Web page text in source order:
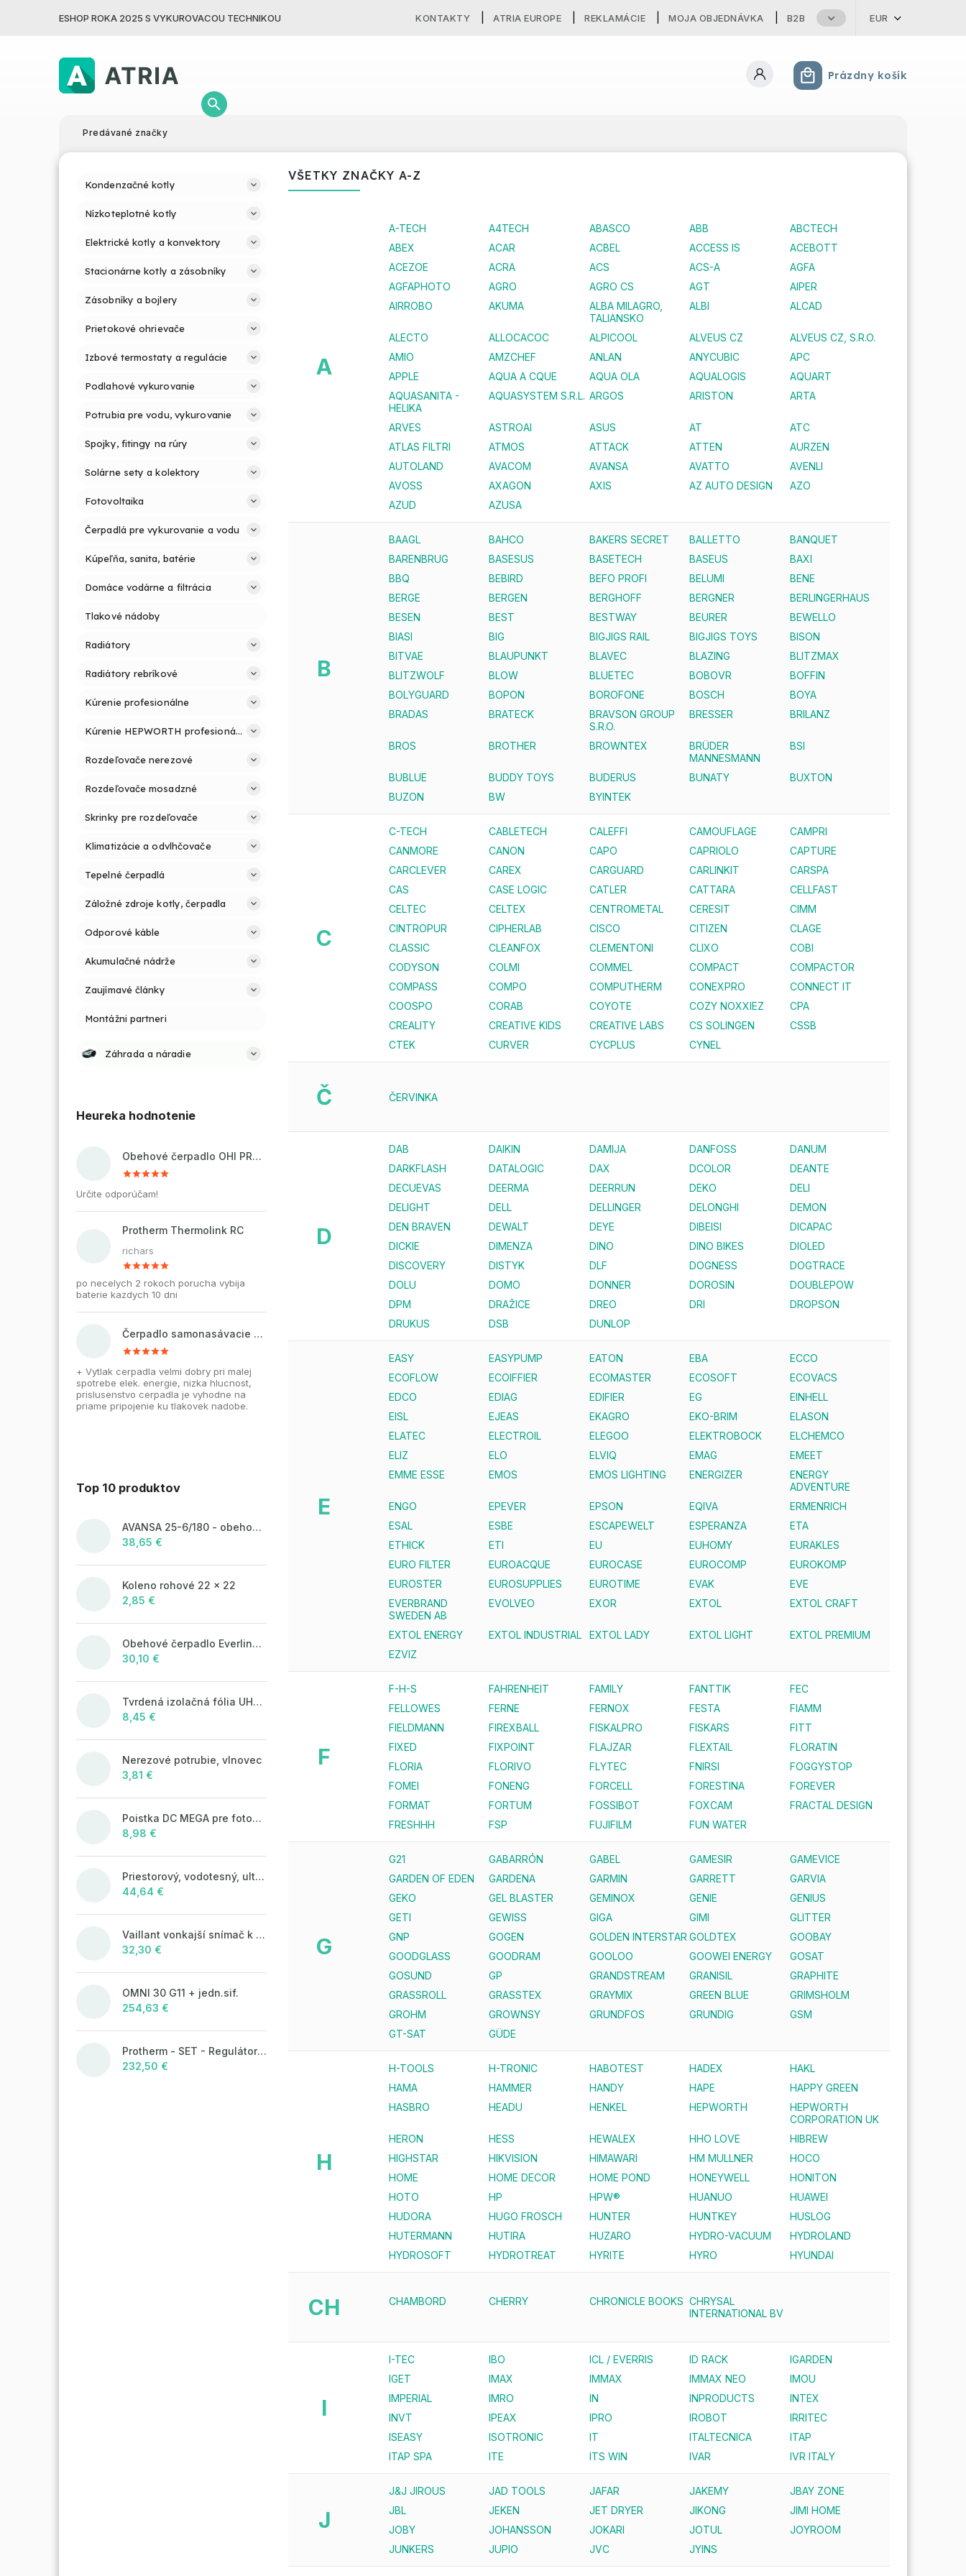
ESHOP ROKA 2025 S VYKUROVACOU TECHNIKOU KONTAKTY ATRIA EUROPE REKLAMÁCIE MOJA OBJEDNÁVKA B2B EUR
Nákupný košík
Prázdny košík
Predávané značky
Kondenzačné kotly
Nízkoteplotné kotly
Elektrické kotly a konvektory
Stacionárne kotly a zásobníky
Zásobníky a bojlery
Prietokové ohrievače
Izbové termostaty a regulácie
Podlahové vykurovanie
Potrubia pre vodu, vykurovanie
Spojky, fitingy na rúry
Solárne sety a kolektory
Fotovoltaika
Čerpadlá pre vykurovanie a vodu
Kúpeľňa, sanita, batérie
Domáce vodárne a filtrácia
Tlakové nádoby
Radiátory
Radiátory rebríkové
Kúrenie profesionálne
Kúrenie HEPWORTH profesionálne a jednoducho
Rozdeľovače nerezové
Rozdeľovače mosadzné
Skrinky pre rozdeľovače
Klimatizácie a odvlhčovače
Tepelné čerpadlá
Záložné zdroje kotly, čerpadla
Odporové káble
Akumulačné nádrže
Zaujímavé články
Montážni partneri
Záhrada a náradie
Heureka hodnotenie
Obehové čerpadlo OHI PRO 32-60/180 pre kúrenie a cirkuláciu vody
Určite odporúčam!
Protherm Thermolink RC
richars
po necelych 2 rokoch porucha vybija
baterie kazdych 10 dni
Čerpadlo samonasávacie WZI 750 na vodu, povrchové, liatinové
+ Vytlak cerpadla velmi dobry pri malej
spotrebe elek. energie, nizka hlucnost,
prislusenstvo cerpadla je vyhodne na
priame pripojenie ku tlakovek nadobe.
Top 10 produktov
AVANSA 25-6/180 - obehové čerpadlo, pripojovací závit 6/4"
38,65 €
Koleno rohové 22 x 22
2,85 €
Obehové čerpadlo Everline 25/4/180
30,10 €
Tvrdená izolačná fólia UHP50 (STIROTERMAL SOLO)
8,45 €
Nerezové potrubie, vlnovec
3,81 €
Poistka DC MEGA pre fotovoltaické systémy 125A/80V
8,98 €
Priestorový, vodotesný, ultrazvukový plašič na kuny, myši a potkany DRAGON ULTRASONIC CH360 - napájanie na batérie 4xAA
44,64 €
Vaillant vonkajší snímač k ekvitermickým reguláciám
32,30 €
OMNI 30 G11 + jedn.sif.
254,63 €
Protherm - SET - Regulátor MiGo Select + brána MiGo Link
232,50 €
VŠETKY ZNAČKY A-Z
A
A-TECH A4TECH ABASCO ABB
ABCTECH
ABEX
ACAR ACBEL ACCESS IS
ACEBOTT
ACEZOE
ACRA ACS ACS-A
AGFA
AGFAPHOTO
AGRO AGRO CS AGT
AIPER
AIRROBO
AKUMA
ALBA MILAGRO,
TALIANSKO
ALBI ALCAD
ALECTO ALLOCACOC ALPICOOL ALVEUS CZ
ALVEUS CZ, S.R.O.
AMIO
AMZCHEF ANLAN ANYCUBIC
APC
APPLE
AQUA A CQUE AQUA OLA AQUALOGIS
AQUART
AQUASANITA -
HELIKA
AQUASYSTEM S.R.L. ARGOS ARISTON ARTA
ARVES ASTROAI ASUS AT
ATC
ATLAS FILTRI
ATMOS ATTACK ATTEN
AURZEN
AUTOLAND
AVACOM AVANSA AVATTO
AVENLI
AVOSS
AXAGON AXIS AZ AUTO DESIGN
AZO
AZUD
AZUSA
B
BAAGL BAHCO BAKERS SECRET BALLETTO
BANQUET
BARENBRUG
BASESUS BASETECH BASEUS
BAXI
BBQ
BEBIRD BEFO PROFI BELUMI
BENE
BERGE
BERGEN BERGHOFF BERGNER
BERLINGERHAUS
BESEN
BEST BESTWAY BEURER
BEWELLO
BIASI
BIG BIGJIGS RAIL BIGJIGS TOYS
BISON
BITVAE
BLAUPUNKT BLAVEC BLAZING
BLITZMAX
BLITZWOLF
BLOW BLUETEC BOBOVR
BOFFIN
BOLYGUARD
BOPON BOROFONE BOSCH
BOYA
BRADAS
BRATECK
BRAVSON GROUP
S.R.O.
BRESSER BRILANZ
BROS BROTHER BROWNTEX
BRÜDER
MANNESMANN
BSI
BUBLUE BUDDY TOYS BUDERUS BUNATY
BUXTON
BUZON
BW BYINTEK
C
C-TECH CABLETECH CALEFFI CAMOUFLAGE
CAMPRI
CANMORE
CANON CAPO CAPRIOLO
CAPTURE
CARCLEVER
CAREX CARGUARD CARLINKIT
CARSPA
CAS
CASE LOGIC CATLER CATTARA
CELLFAST
CELTEC
CELTEX CENTROMETAL CERESIT
CIMM
CINTROPUR
CIPHERLAB CISCO CITIZEN
CLAGE
CLASSIC
CLEANFOX CLEMENTONI CLIXO
COBI
CODYSON
COLMI COMMEL COMPACT
COMPACTOR
COMPASS
COMPO COMPUTHERM CONEXPRO
CONNECT IT
COOSPO
CORAB COYOTE COZY NOXXIEZ
CPA
CREALITY
CREATIVE KIDS CREATIVE LABS CS SOLINGEN
CSSB
CTEK
CURVER CYCPLUS CYNEL
Č ČERVINKA
D
DAB DAIKIN DAMIJA DANFOSS
DANUM
DARKFLASH
DATALOGIC DAX DCOLOR
DEANTE
DECUEVAS
DEERMA DEERRUN DEKO
DELI
DELIGHT
DELL DELLINGER DELONGHI
DEMON
DEN BRAVEN
DEWALT DEYE DIBEISI
DICAPAC
DICKIE
DIMENZA DINO DINO BIKES
DIOLED
DISCOVERY
DISTYK DLF DOGNESS
DOGTRACE
DOLU
DOMO DONNER DOROSIN
DOUBLEPOW
DPM
DRAŽICE DREO DRI
DROPSON
DRUKUS
DSB DUNLOP
E
EASY EASYPUMP EATON EBA
ECCO
ECOFLOW
ECOIFFIER ECOMASTER ECOSOFT
ECOVACS
EDCO
EDIAG EDIFIER EG
EINHELL
EISL
EJEAS EKAGRO EKO-BRIM
ELASON
ELATEC
ELECTROIL ELEGOO ELEKTROBOCK
ELCHEMCO
ELIZ
ELO ELVIQ EMAG
EMEET
EMME ESSE
EMOS EMOS LIGHTING ENERGIZER
ENERGY
ADVENTURE
ENGO
EPEVER EPSON EQIVA
ERMENRICH
ESAL
ESBE ESCAPEWELT ESPERANZA
ETA
ETHICK
ETI EU EUHOMY
EURAKLES
EURO FILTER
EUROACQUE EUROCASE EUROCOMP
EUROKOMP
EUROSTER
EUROSUPPLIES EUROTIME EVAK
EVE
EVERBRAND
SWEDEN AB
EVOLVEO EXOR EXTOL EXTOL CRAFT
EXTOL ENERGY EXTOL INDUSTRIAL EXTOL LADY EXTOL LIGHT
EXTOL PREMIUM
EZVIZ
F
F-H-S FAHRENHEIT FAMILY FANTTIK
FEC
FELLOWES
FERNE FERNOX FESTA
FIAMM
FIELDMANN
FIREXBALL FISKALPRO FISKARS
FITT
FIXED
FIXPOINT FLAJZAR FLEXTAIL
FLORATIN
FLORIA
FLORIVO FLYTEC FNIRSI
FOGGYSTOP
FOMEI
FONENG FORCELL FORESTINA
FOREVER
FORMAT
FORTUM FOSSIBOT FOXCAM
FRACTAL DESIGN
FRESHHH
FSP FUJIFILM FUN WATER
G
G21 GABARRÓN GABEL GAMESIR
GAMEVICE
GARDEN OF EDEN
GARDENA GARMIN GARRETT
GARVIA
GEKO
GEL BLASTER GEMINOX GENIE
GENIUS
GETI
GEWISS GIGA GIMI
GLITTER
GNP
GOGEN GOLDEN INTERSTAR GOLDTEX
GOOBAY
GOODGLASS
GOODRAM GOOLOO GOOWEI ENERGY
GOSAT
GOSUND
GP GRANDSTREAM GRANISIL
GRAPHITE
GRASSROLL
GRASSTEX GRAYMIX GREEN BLUE
GRIMSHOLM
GROHM
GROWNSY GRUNDFOS GRUNDIG
GSM
GT-SAT
GÜDE
H
H-TOOLS H-TRONIC HABOTEST HADEX
HAKL
HAMA
HAMMER HANDY HAPE
HAPPY GREEN
HASBRO
HEADU HENKEL HEPWORTH
HEPWORTH
CORPORATION UK
HERON
HESS HEWALEX HHO LOVE
HIBREW
HIGHSTAR
HIKVISION HIMAWARI HM MULLNER
HOCO
HOME
HOME DECOR HOME POND HONEYWELL
HONITON
HOTO
HP HPW® HUANUO
HUAWEI
HUDORA
HUGO FROSCH HUNTER HUNTKEY
HUSLOG
HUTERMANN
HUTIRA HUZARO HYDRO-VACUUM
HYDROLAND
HYDROSOFT
HYDROTREAT HYRITE HYRO HYUNDAI
CH CHAMBORD CHERRY CHRONICLE BOOKS CHRYSAL
INTERNATIONAL BV
I
I-TEC IBO ICL / EVERRIS ID RACK
IGARDEN
IGET
IMAX IMMAX IMMAX NEO
IMOU
IMPERIAL
IMRO IN INPRODUCTS
INTEX
INVT
IPEAX IPRO IROBOT
IRRITEC
ISEASY
ISOTRONIC IT ITALTECNICA
ITAP
ITAP SPA
ITE ITS WIN IVAR IVR ITALY
J
J&J JIROUS JAD TOOLS JAFAR JAKEMY
JBAY ZONE
JBL
JEKEN JET DRYER JIKONG
JIMI HOME
JOBY
JOHANSSON JOKARI JOTUL
JOYROOM
JUNKERS
JUPIO JVC JYINS